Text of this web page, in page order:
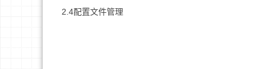
2.4配置文件管理